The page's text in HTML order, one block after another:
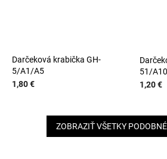
Darčeková krabička GH-
5/A1/A5
1,80 €
51/A10
1,20 €
ZOBRAZIŤ VŠETKY